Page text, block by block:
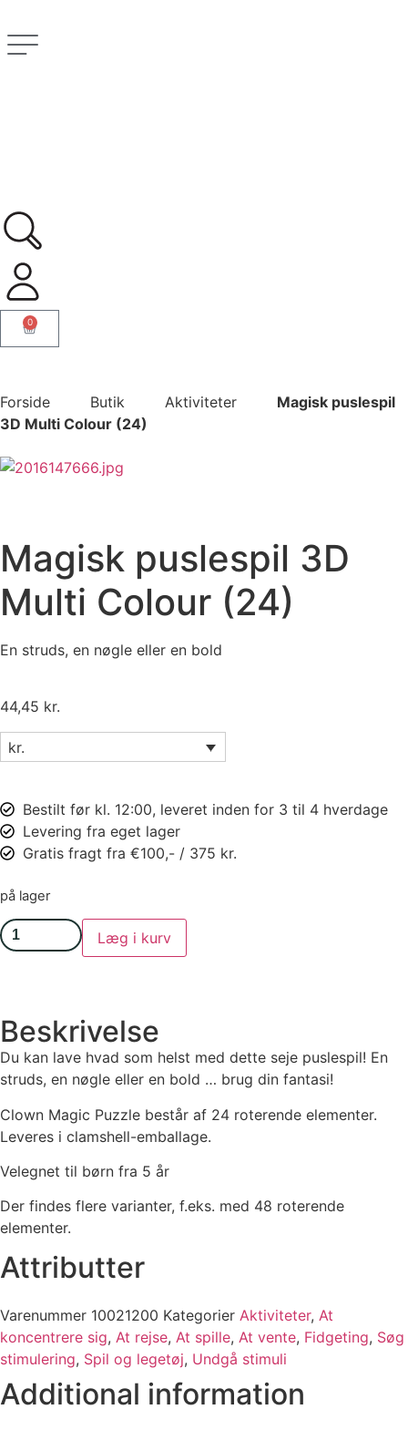
0
Forside Butik Aktiviteter
Magisk puslespil
3D Multi Colour (24)
Magisk puslespil 3D
Multi Colour (24)
En struds, en nøgle eller en bold
44,45 kr.
kr.
Bestilt før kl. 12:00, leveret inden for 3 til 4 hverdage
Levering fra eget lager
Gratis fragt fra €100,- / 375 kr.
på lager
Læg i kurv
Beskrivelse
Du kan lave hvad som helst med dette seje puslespil! En
struds, en nøgle eller en bold … brug din fantasi!
Clown Magic Puzzle består af 24 roterende elementer.
Leveres i clamshell-emballage.
Velegnet til børn fra 5 år
Der findes flere varianter, f.eks. med 48 roterende
elementer.
Attributter​
Varenummer 10021200 Kategorier Aktiviteter, At
koncentrere sig, At rejse, At spille, At vente, Fidgeting, Søg
stimulering, Spil og legetøj, Undgå stimuli
Additional information